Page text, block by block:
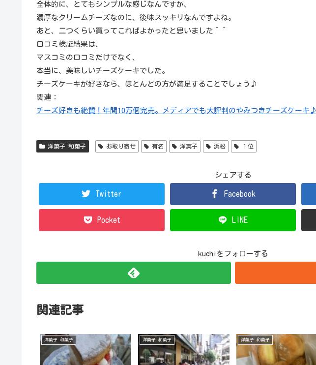
全体的に、とてもシンプルな感じなんですが、
濃厚なクリームチーズなのに、後味スッキリなんですよね。
あと、二つくらい買ってこればよかったと思いました＾＾
口コミ検証結果は、
マスコミの口コミだけでなく、
本当に、美味しいチーズケーキでした。
チーズケーキが好きなら、ほとんどの方が満足することでしょう♪
関連：
チーズ好きも絶賛！年間10万個完売。メディアでも大評判のやみつきチーズケーキ♪
洋菓子 和菓子 お取り寄せ 有名 洋菓子 浜松 １位
シェアする
Twitter Facebook
Pocket LINE
kuchiをフォローする
関連記事
洋菓子 和菓子 洋菓子 和菓子 洋菓子 和菓子